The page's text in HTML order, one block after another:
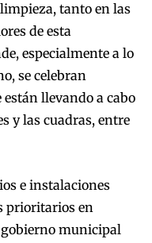
tanto en las
de esta
especialmente a lo
se celebran
llevando a cabo
y las cuadras, entre
e instalaciones
prioritarios en
gobierno municipal